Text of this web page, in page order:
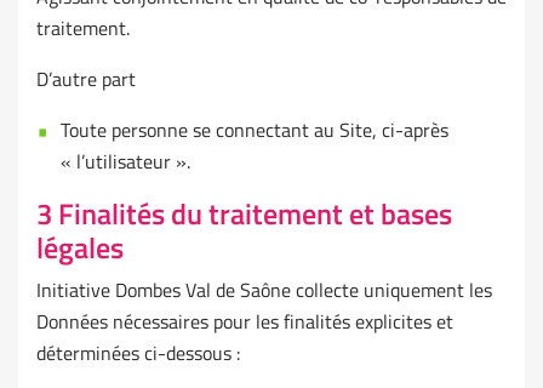
traitement.
D’autre part
Toute personne se connectant au Site, ci-après
« l’utilisateur ».
3 Finalités du traitement et bases
légales
Initiative Dombes Val de Saône collecte uniquement les
Données nécessaires pour les finalités explicites et
déterminées ci-dessous :